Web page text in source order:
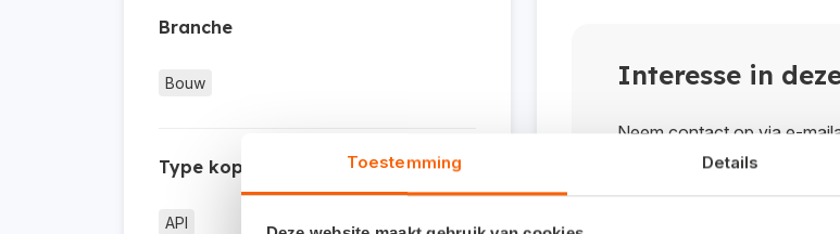
Toestemming Details
Branche
Bouw
Type koppeling
API
Interesse in
Neem contact op via e-